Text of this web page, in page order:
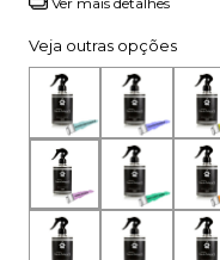
Veja outras opções